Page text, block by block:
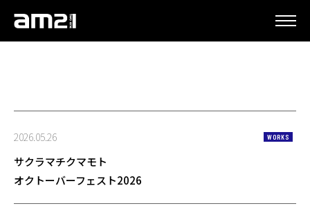
2026.05.26 WORKS
サクラマチクマモト
オクトーバーフェスト2026